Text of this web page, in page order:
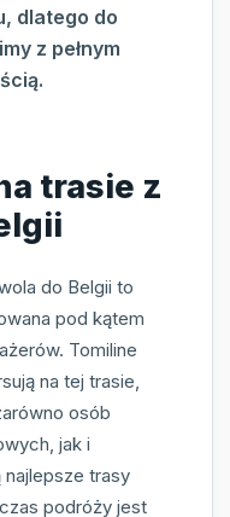
dlatego do
z pełnym
trasie z
do Belgii to
pod kątem
Tomiline
na tej trasie,
osób
jak i
trasy
podróży jest